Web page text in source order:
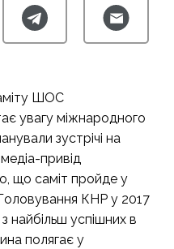
ШОС
увагу міжнародного
зустрічі на
привід
що саміт пройде у
КНР у 2017
найбільш успішних в
полягає у